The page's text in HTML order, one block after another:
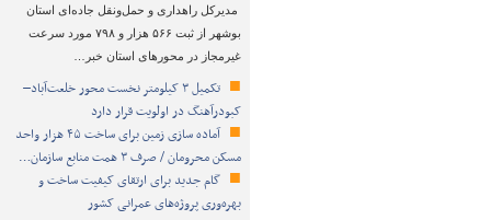
مدیرکل راهداری و حمل‌ونقل جاده‌ای استان
بوشهر از ثبت ۵۶۶ هزار و ۷۹۸ مورد سرعت
غیرمجاز در محورهای استان خبر…
تکمیل ۳ کیلومتر نخست محور خلعت‌آباد–
کبودرآهنگ در اولویت قرار دارد
آماده سازی زمین برای ساخت ۴۵ هزار واحد
مسکن محرومان / صرف ۳ همت منابع سازمان…
گام جدید برای ارتقای کیفیت ساخت و
بهره‌وری پروژه‌های عمرانی کشور